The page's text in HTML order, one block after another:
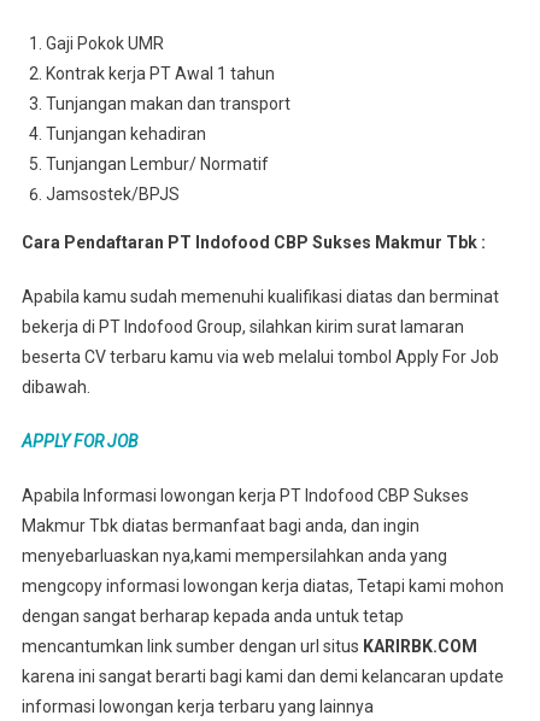
Gaji Pokok UMR
Kontrak kerja PT Awal 1 tahun
Tunjangan makan dan transport
Tunjangan kehadiran
Tunjangan Lembur/ Normatif
Jamsostek/BPJS
Cara Pendaftaran PT Indofood CBP Sukses Makmur Tbk :
Apabila kamu sudah memenuhi kualifikasi diatas dan berminat
bekerja di PT Indofood Group, silahkan kirim surat lamaran
beserta CV terbaru kamu via web melalui tombol Apply For Job
dibawah.
APPLY FOR JOB
Apabila Informasi lowongan kerja PT Indofood CBP Sukses
Makmur Tbk diatas bermanfaat bagi anda, dan ingin
menyebarluaskan nya,kami mempersilahkan anda yang
mengcopy informasi lowongan kerja diatas, Tetapi kami mohon
dengan sangat berharap kepada anda untuk tetap
mencantumkan link sumber dengan url situs KARIRBK.COM
karena ini sangat berarti bagi kami dan demi kelancaran update
informasi lowongan kerja terbaru yang lainnya